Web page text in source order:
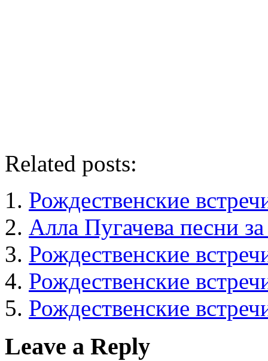
Related posts:
Рождественские
Алла Пугачева песни
Рождественские
Рождественские
Рождественские
Leave a Reply